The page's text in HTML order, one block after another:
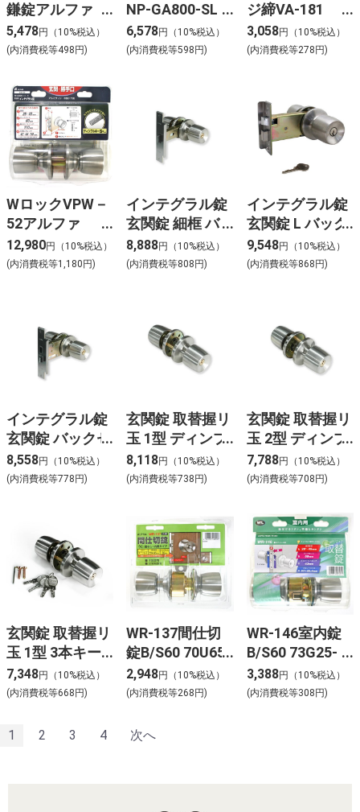
鎌錠アルファ
A4056-ALU
5,478円（10%税込）
(内消費税等498円)
NP-GA800-SL
3本キー
6,578円（10%税込）
(内消費税等598円)
ジ締VA-181
36mm
3,058円（10%税込）
(内消費税等278円)
WロックVPW－
52アルファ
D36-60
12,980円（10%税込）
(内消費税等1,180円)
インテグラル錠
玄関錠 細框 バ
ックセット
100mm ディン
8,888円（10%税込）
(内消費税等808円)
インテグラル錠
玄関錠 L バック
セット100mm
NP-HD-500L
9,548円（10%税込）
(内消費税等868円)
インテグラル錠
玄関錠 バックセ
ット100mm デ
ィンプル4本キ
8,558円（10%税込）
(内消費税等778円)
玄関錠 取替握リ
玉 1型 ディンプ
ル4本キー NP-
CW123-D1
8,118円（10%税込）
(内消費税等738円)
玄関錠 取替握リ
玉 2型 ディンプ
ル4本キー NP-
CW123-D2
7,788円（10%税込）
(内消費税等708円)
玄関錠 取替握リ
玉 1型 3本キー
NP-CW-123-1
7,348円（10%税込）
(内消費税等668円)
WR-137間仕切
錠B/S60 70U65-
TR-32D
2,948円（10%税込）
(内消費税等268円)
WR-146室内錠
B/S60 73G25-
TR-32D
3,388円（10%税込）
(内消費税等308円)
1 2 3 4 次へ